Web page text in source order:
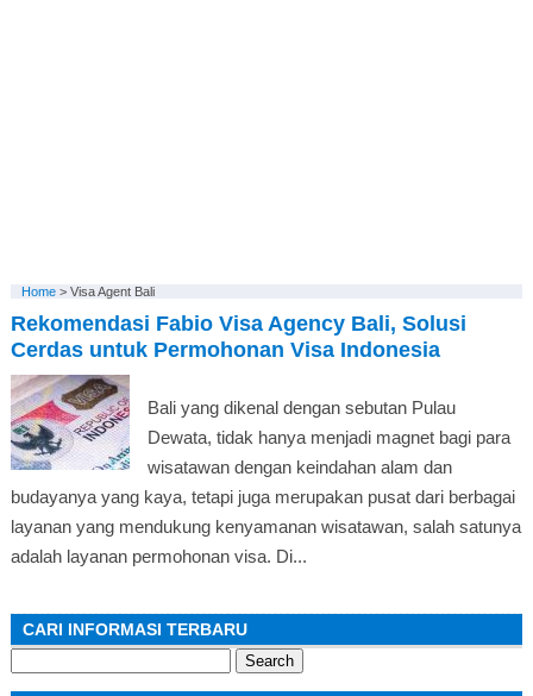
Home> Visa Agent Bali
Rekomendasi Fabio Visa Agency Bali, Solusi
Cerdas untuk Permohonan Visa Indonesia
Bali yang dikenal dengan sebutan Pulau
Dewata, tidak hanya menjadi magnet bagi para
wisatawan dengan keindahan alam dan
budayanya yang kaya, tetapi juga merupakan pusat dari berbagai
layanan yang mendukung kenyamanan wisatawan, salah satunya
adalah layanan permohonan visa. Di...
CARI INFORMASI TERBARU
for: